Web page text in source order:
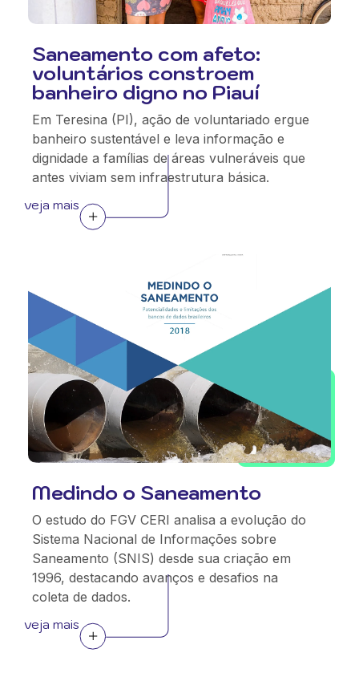
Saneamento com afeto:
voluntários constroem
banheiro digno no Piauí
Em Teresina (PI), ação de voluntariado ergue
banheiro sustentável e leva informação e
dignidade a famílias de áreas vulneráveis que
antes viviam sem infraestrutura básica.
veja mais
Medindo o Saneamento
O estudo do FGV CERI analisa a evolução do
Sistema Nacional de Informações sobre
Saneamento (SNIS) desde sua criação em
1996, destacando avanços e desafios na
coleta de dados.
veja mais